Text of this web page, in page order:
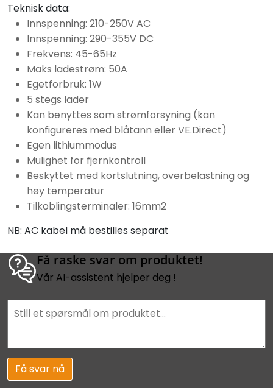
Teknisk data:
Innspenning: 210-250V AC
Innspenning: 290-355V DC
Frekvens: 45-65Hz
Maks ladestrøm: 50A
Egetforbruk: 1W
5 stegs lader
Kan benyttes som strømforsyning (kan
konfigureres med blåtann eller VE.Direct)
Egen lithiummodus
Mulighet for fjernkontroll
Beskyttet med kortslutning, overbelastning og
høy temperatur
Tilkoblingsterminaler: 16mm2
NB: AC kabel må bestilles separat
Få svar nå
Få raske svar om produktet!
Vår AI-assistent hjelper deg !